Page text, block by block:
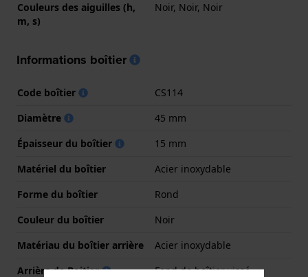
Couleurs des aiguilles (h,
m, s)
Noir, Noir, Noir
Informations boîtier
Code boîtier
CS114
Diamètre
45 mm
Épaisseur du boîtier
15 mm
Matériel du boîtier
Acier inoxydable
Forme du boîtier
Rond
Couleur du boîtier
Noir
Matériau du boîtier arrière
Acier inoxydable
Arrière de Boitier
Fond de boîtier vissé